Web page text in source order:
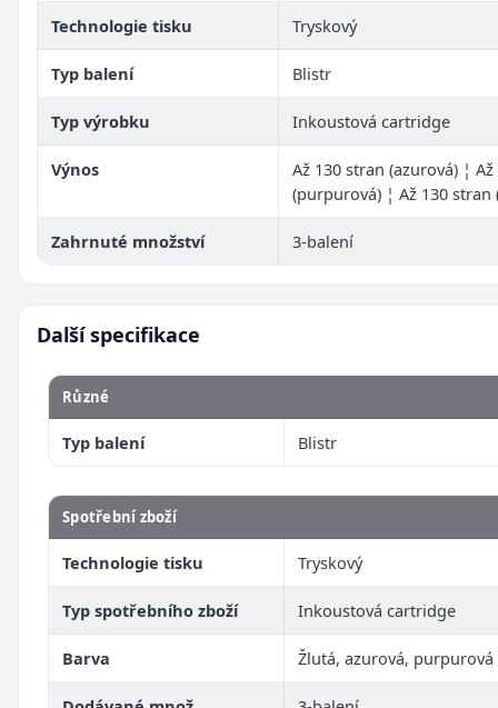
Technologie tisku Tryskový
Typ balení Blistr
Typ výrobku Inkoustová cartridge
Výnos
Až 130 stran (azurová) ¦
(purpurová) ¦ Až 130 stran
Zahrnuté množství 3-balení
Další specifikace
Různé
Typ balení Blistr
Spotřební zboží
Technologie tisku Tryskový
Typ spotřebního zboží Inkoustová cartridge
Barva Žlutá, azurová, purpurová